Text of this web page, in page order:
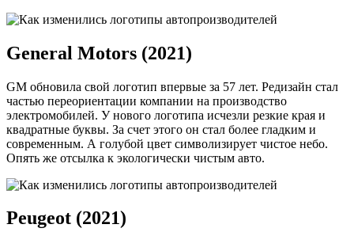
General Motors (2021)
GM обновила свой логотип впервые за 57 лет. Редизайн стал
частью переориентации компании на производство
электромобилей. У нового логотипа исчезли резкие края и
квадратные буквы. За счет этого он стал более гладким и
современным. А голубой цвет символизирует чистое небо.
Опять же отсылка к экологически чистым авто.
Peugeot (2021)